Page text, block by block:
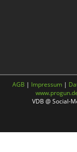
AGB | Impressum |
VDB @ Social-